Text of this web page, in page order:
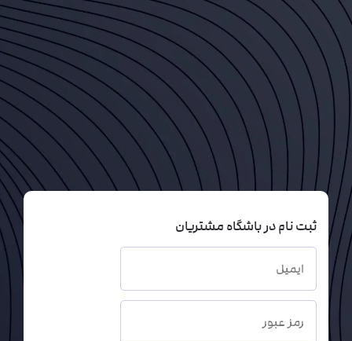
ثبت نام در باشگاه مشتریان